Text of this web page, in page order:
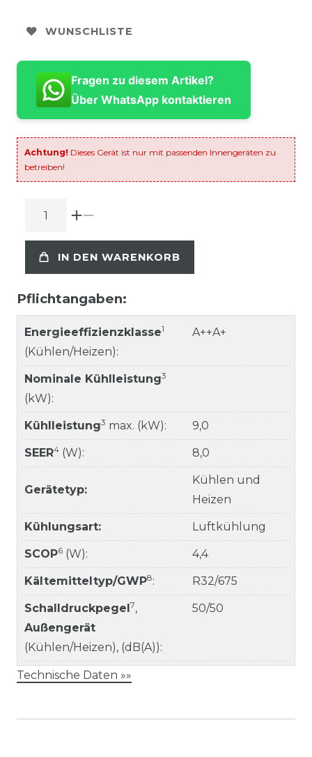
WUNSCHLISTE
Fragen zu diesem Artikel?
Über WhatsApp kontaktieren
Achtung! Dieses Gerät ist nur mit passenden Innengeräten zu
betreiben!
IN DEN WARENKORB
Pflichtangaben:
Energieeffizienzklasse1
(Kühlen/Heizen):
A++A+
Nominale Kühlleistung3
(kW):
Kühlleistung3 max. (kW): 9,0
SEER4 (W): 8,0
Gerätetyp:
Kühlen und
Heizen
Kühlungsart: Luftkühlung
SCOP6 (W): 4,4
Kältemitteltyp/GWP8: R32/675
Schalldruckpegel 7,
Außengerät
(Kühlen/Heizen), (dB(A)):
50/50
Technische Daten »»